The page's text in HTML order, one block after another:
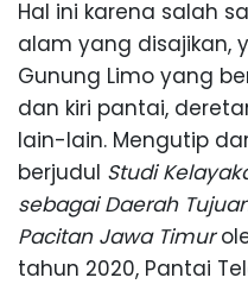
Hal ini karena salah
alam yang disajikan,
Gunung Limo yang
dan kiri pantai,
lain-lain. Mengutip
berjudul Studi
sebagai Daerah
Pacitan Jawa Timur
tahun 2020, Pantai